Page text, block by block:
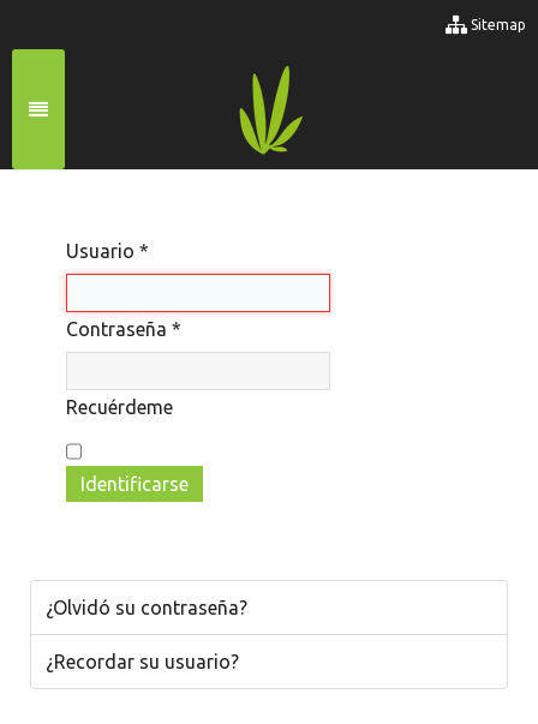
Sitemap
Usuario *
Contraseña *
Recuérdeme
Identificarse
¿Olvidó su contraseña?
¿Recordar su usuario?